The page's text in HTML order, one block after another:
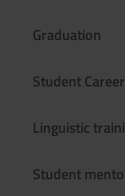
Graduation
Student
Linguistic
Student